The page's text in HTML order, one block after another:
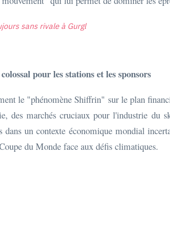
pour les stations et les sponsors
le "phénomène Shiffrin" sur le plan
des marchés cruciaux pour l'industrie du
dans un contexte économique mondial
du Monde face aux défis climatiques.